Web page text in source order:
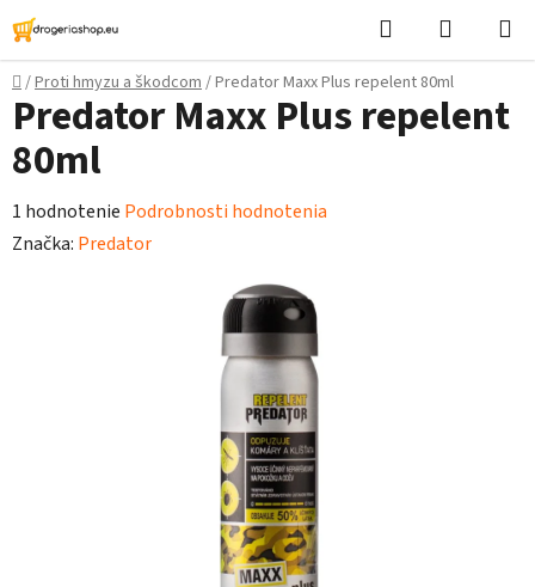
Prejsť
na
obsah
Hľadať
košík
Domov
/Proti hmyzu a škodcom/Predator Maxx Plus repelent 80ml
Predator Maxx Plus repelent
80ml
Priemerné
hodnotenie
1 hodnotenie Podrobnosti hodnotenia
Značka: Predator